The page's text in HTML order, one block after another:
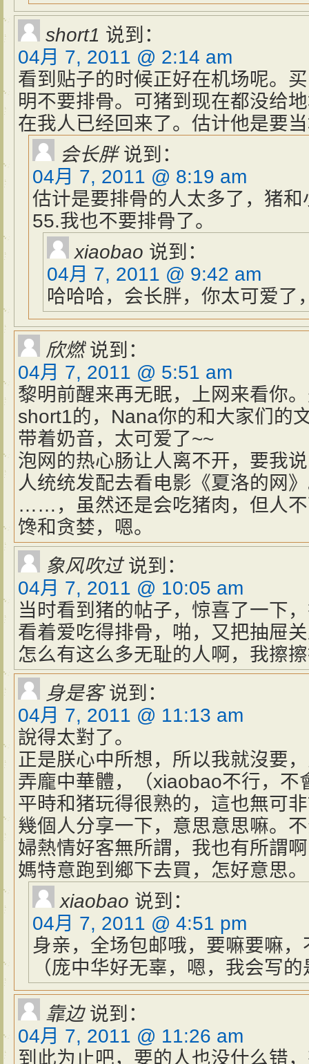
short1 说到：
04月 7, 2011 @ 2:14 am
看到贴子的时候正好在机场呢。
明不要排骨。可猪到现在都没给
在我人已经回来了。估计他是要
会长胖 说到：
04月 7, 2011 @ 8:19 am
估计是要排骨的人太多了，猪
55.我也不要排骨了。
xiaobao 说到：
04月 7, 2011 @ 9:42 am
哈哈哈，会长胖，你太可爱了
欣燃 说到：
04月 7, 2011 @ 5:51 am
黎明前醒来再无眠，上网来看你
short1的，Nana你的和大家们的
带着奶音，太可爱了~~
泡网的热心肠让人离不开，要我
人统统发配去看电影《夏洛的网
……，虽然还是会吃猪肉，但人
馋和贪婪，嗯。
象风吹过 说到：
04月 7, 2011 @ 10:05 am
当时看到猪的帖子，惊喜了一下
看着爱吃得排骨，啪，又把抽屉
怎么有这么多无耻的人啊，我擦
身是客 说到：
04月 7, 2011 @ 11:13 am
說得太對了。
正是朕心中所想，所以我就沒要
弄龐中華體，（xiaobao不行，不
平時和猪玩得很熟的，這也無可
幾個人分享一下，意思意思嘛。
婦熱情好客無所謂，我也有所謂
媽特意跑到鄉下去買，怎好意思
xiaobao 说到：
04月 7, 2011 @ 4:51 pm
身亲，全场包邮哦，要嘛要嘛
（庞中华好无辜，嗯，我会写
靠边 说到：
04月 7, 2011 @ 11:26 am
到此为止吧，要的人也没什么错